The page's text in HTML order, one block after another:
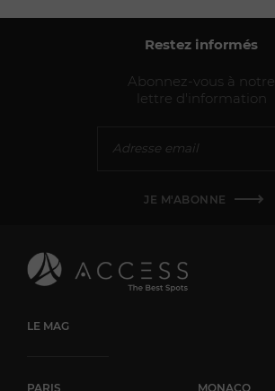
Restez informés
Abonnez-vous à notre
lettre d'information
JE M'ABONNE
LE MAG
PARIS MONACO